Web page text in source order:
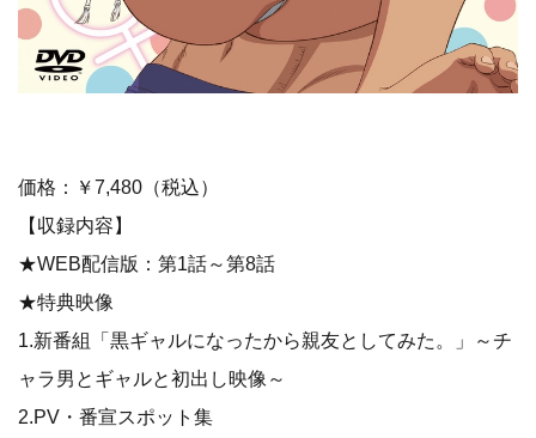
価格：￥7,480（税込）
【収録内容】
★WEB配信版：第1話～第8話
★特典映像
1.新番組「黒ギャルになったから親友としてみた。」～チ
ャラ男とギャルと初出し映像～
2.PV・番宣スポット集